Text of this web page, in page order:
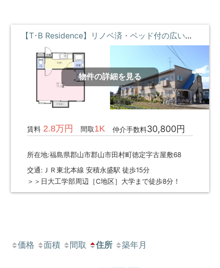
【T･B Residence】リノベ済・ベッド付の広い部屋 ②階 **即入居募集中**
物件の詳細を見る
賃料2.8万円 間取1K 仲介手数料30,800円
所在地:福島県郡山市郡山市田村町徳定字古屋敷68
交通:ＪＲ東北本線 安積永盛駅 徒歩15分
＞＞日大工学部周辺［C地区］大学まで徒歩8分！
価格 面積 間取 住所 築年月